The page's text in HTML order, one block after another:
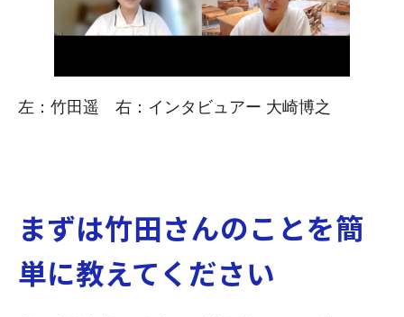
左：竹田遥 右：インタビュアー 大崎博之
まずは竹田さんのことを簡
単に教えてください